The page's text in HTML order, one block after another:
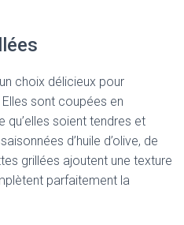
choix délicieux pour
sont coupées en
qu’elles soient tendres et
d’huile d’olive, de
grillées ajoutent une texture
parfaitement la